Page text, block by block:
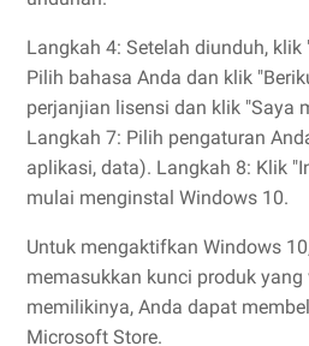
Langkah 4: Setelah diunduh, klik
Pilih bahasa Anda dan klik
perjanjian lisensi dan klik "Saya
Langkah 7: Pilih pengaturan
aplikasi, data). Langkah 8: Klik
mulai menginstal Windows 10.
Untuk mengaktifkan Windows
memasukkan kunci produk
memilikinya, Anda dapat
Microsoft Store.